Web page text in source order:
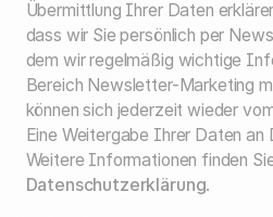
Übermittlung Ihrer Daten
dass wir Sie persönlich per
dem wir regelmäßig wichtige
Bereich Newsletter-Marketing
können sich jederzeit wieder
Eine Weitergabe Ihrer Daten
Weitere Informationen finden
Datenschutzerklärung.